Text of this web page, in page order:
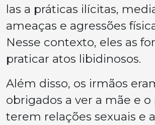
las a práticas ilícitas,
ameaças e agressões
Nesse contexto, eles as
praticar atos libidinosos.
Além disso, os irmãos
obrigados a ver a mãe e o
terem relações sexuais e